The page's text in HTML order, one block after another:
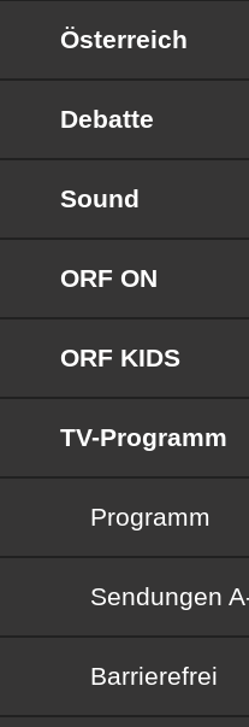
Österreich
Debatte
Sound
ORF ON
ORF KIDS
TV-Programm
Programm
Sendungen
Sendungen
Barrierefrei
Barrierefrei